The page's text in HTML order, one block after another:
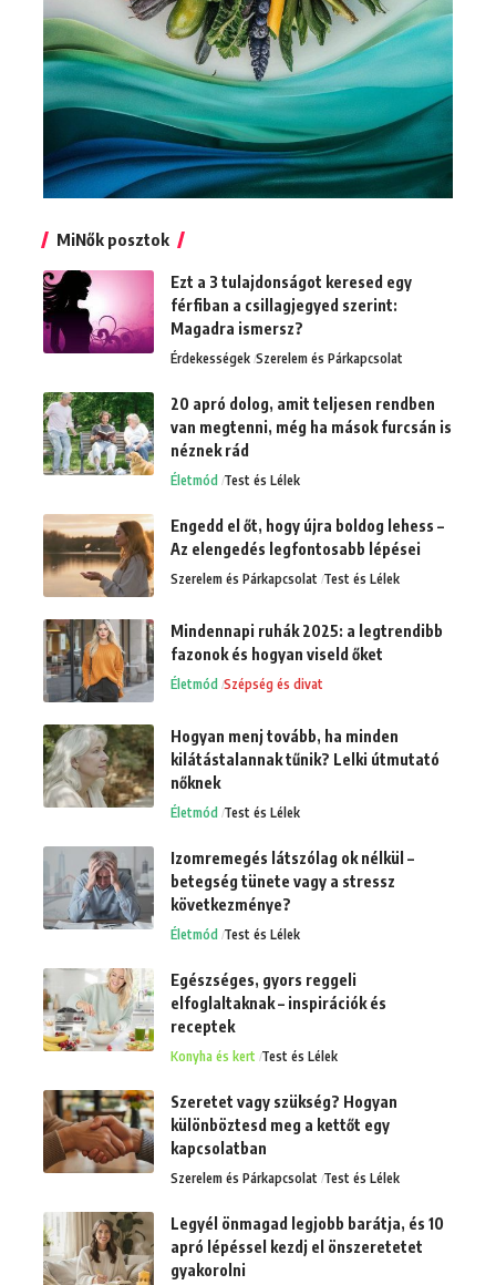
MiNők posztok
Ezt a 3 tulajdonságot keresed egy
férfiban a csillagjegyed szerint:
Magadra ismersz?
Érdekességek Szerelem és Párkapcsolat
20 apró dolog, amit teljesen rendben
van megtenni, még ha mások furcsán is
néznek rád
Életmód Test és Lélek
Engedd el őt, hogy újra boldog lehess –
Az elengedés legfontosabb lépései
Szerelem és Párkapcsolat Test és Lélek
Mindennapi ruhák 2025: a legtrendibb
fazonok és hogyan viseld őket
Életmód Szépség és divat
Hogyan menj tovább, ha minden
kilátástalannak tűnik? Lelki útmutató
nőknek
Életmód Test és Lélek
Izomremegés látszólag ok nélkül –
betegség tünete vagy a stressz
következménye?
Életmód Test és Lélek
Egészséges, gyors reggeli
elfoglaltaknak – inspirációk és
receptek
Konyha és kert Test és Lélek
Szeretet vagy szükség? Hogyan
különböztesd meg a kettőt egy
kapcsolatban
Szerelem és Párkapcsolat Test és Lélek
Legyél önmagad legjobb barátja, és 10
apró lépéssel kezdj el önszeretetet
gyakorolni